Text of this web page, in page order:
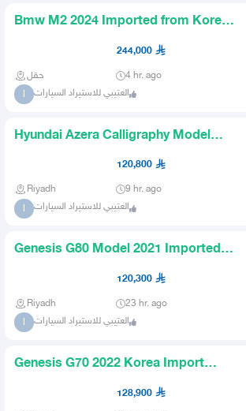
Bmw M2 2024 Imported from Korea
244,000
حقل 4 hr. ago
ا العتيبي للاستيراد السيارات
Hyundai Azera Calligraphy Model
120,800
Riyadh 9 hr. ago
ا العتيبي للاستيراد السيارات
Genesis G80 Model 2021 Imported
120,300
Riyadh 23 hr. ago
ا العتيبي للاستيراد السيارات
Genesis G70 2022 Korea Import
128,900